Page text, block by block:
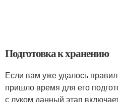
Подготовка к хранению
Если вам уже удалось
пришло время для его
с луком данный этап